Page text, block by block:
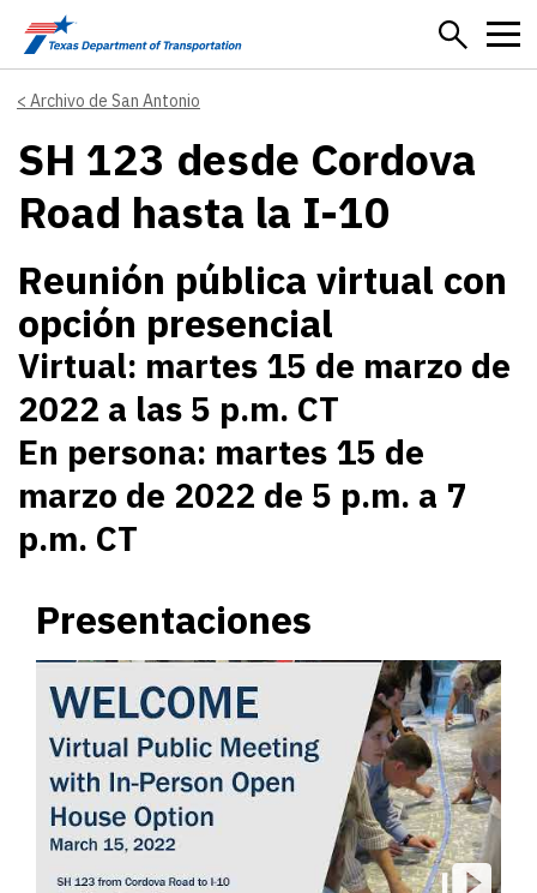
Skip to main content
Archivo de San Antonio
SH 123 desde Cordova
Road hasta la I-10
Reunión pública virtual con
opción presencial
Virtual: martes 15 de marzo de
2022 a las 5 p.m. CT
En persona: martes 15 de
marzo de 2022 de 5 p.m. a 7
p.m. CT
Presentaciones